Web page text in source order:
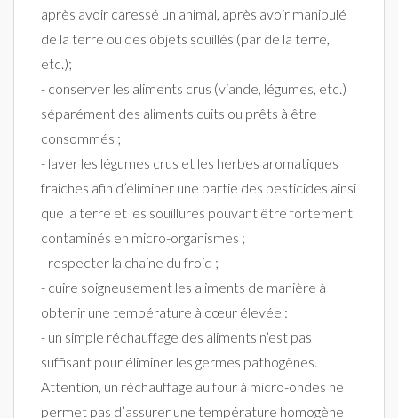
après avoir caressé un animal, après avoir manipulé
de la terre ou des objets souillés (par de la terre,
etc.);
- conserver les aliments crus (viande, légumes, etc.)
séparément des aliments cuits ou prêts à être
consommés ;
- laver les légumes crus et les herbes aromatiques
fraiches afin d’éliminer une partie des pesticides ainsi
que la terre et les souillures pouvant être fortement
contaminés en micro-organismes ;
- respecter la chaine du froid ;
- cuire soigneusement les aliments de manière à
obtenir une température à cœur élevée :
- un simple réchauffage des aliments n’est pas
suffisant pour éliminer les germes pathogènes.
Attention, un réchauffage au four à micro-ondes ne
permet pas d’assurer une température homogène